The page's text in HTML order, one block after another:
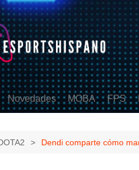
Novedades
eSports
MOBA
DOTA2
FPS
Dendi comparte cómo